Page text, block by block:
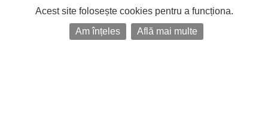
Acest site folosește cookies pentru a funcționa.
Am înțeles
Află mai multe